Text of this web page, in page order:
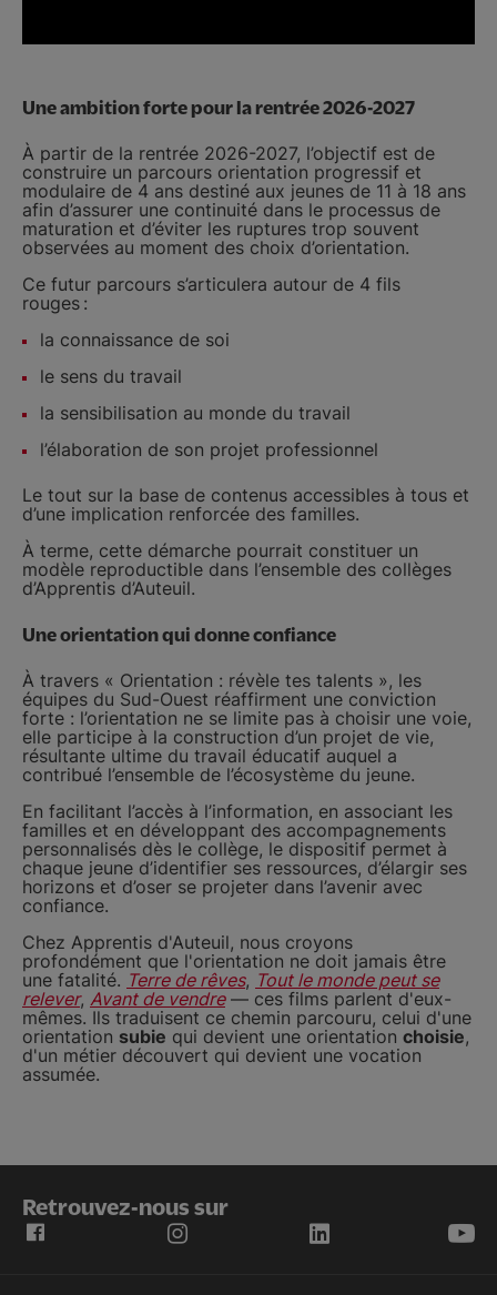
Une ambition forte pour la rentrée 2026-2027
À partir de la rentrée 2026-2027, l’objectif est de
construire un parcours orientation progressif et
modulaire de 4 ans destiné aux jeunes de 11 à 18 ans
afin d’assurer une continuité dans le processus de
maturation et d’éviter les ruptures trop souvent
observées au moment des choix d’orientation.
Ce futur parcours s’articulera autour de 4 fils
rouges :
la connaissance de soi
le sens du travail
la sensibilisation au monde du travail
l’élaboration de son projet professionnel
Le tout sur la base de contenus accessibles à tous et
d’une implication renforcée des familles.
À terme, cette démarche pourrait constituer un
modèle reproductible dans l’ensemble des collèges
d’Apprentis d’Auteuil.
Une orientation qui donne confiance
À travers « Orientation : révèle tes talents », les
équipes du Sud-Ouest réaffirment une conviction
forte : l’orientation ne se limite pas à choisir une voie,
elle participe à la construction d’un projet de vie,
résultante ultime du travail éducatif auquel a
contribué l’ensemble de l’écosystème du jeune.
En facilitant l’accès à l’information, en associant les
familles et en développant des accompagnements
personnalisés dès le collège, le dispositif permet à
chaque jeune d’identifier ses ressources, d’élargir ses
horizons et d’oser se projeter dans l’avenir avec
confiance.
Chez Apprentis d'Auteuil, nous croyons
profondément que l'orientation ne doit jamais être
une fatalité. Terre de rêves, Tout le monde peut se
relever, Avant de vendre— ces films parlent d'eux-
mêmes. Ils traduisent ce chemin parcouru, celui d'une
orientation subie qui devient une orientation choisie,
d'un métier découvert qui devient une vocation
assumée.
Retrouvez-nous sur